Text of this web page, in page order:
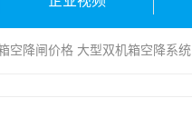
空降闸价格 大型双机箱空降系统